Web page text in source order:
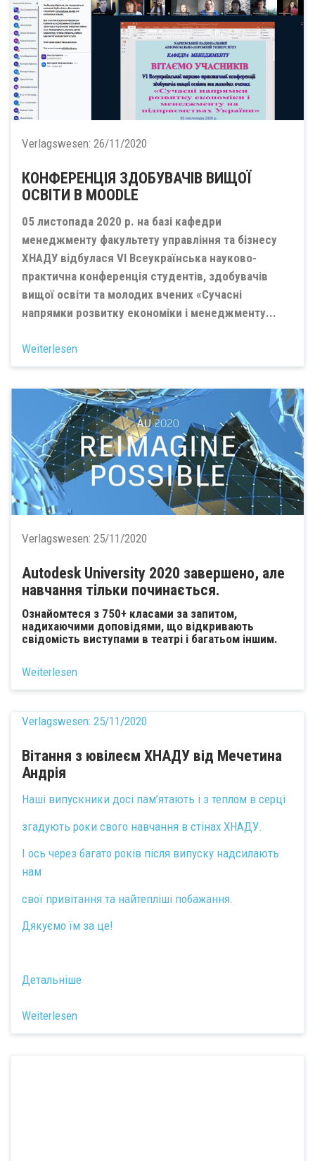
Verlagswesen: 26/11/2020
КОНФЕРЕНЦІЯ ЗДОБУВАЧІВ ВИЩОЇ
ОСВІТИ В MOODLE
05 листопада 2020 р. на базі кафедри
менеджменту факультету управління та бізнесу
ХНАДУ відбулася VІ Всеукраїнська науково-
практична конференція студентів, здобувачів
вищої освіти та молодих вчених «Сучасні
напрямки розвитку економіки і менеджменту...
Weiterlesen
Verlagswesen: 25/11/2020
Autodesk University 2020 завершено, але
навчання тільки починається.
Ознайомтеся з 750+ класами за запитом,
надихаючими доповідями, що відкривають
свідомість виступами в театрі і багатьом іншим.
Weiterlesen
Verlagswesen: 25/11/2020
Вітання з ювілеєм ХНАДУ від Мечетина
Андрія
Наші випускники досі пам’ятають і з теплом в серці
згадують роки свого навчання в стінах ХНАДУ.
І ось через багато років після випуску надсилають
нам
свої привітання та найтепліші побажання.
Дякуємо їм за це!
Детальніше
Weiterlesen